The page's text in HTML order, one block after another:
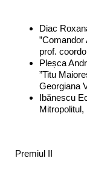
Diac
”Comandor
prof.
Pleșca
”Titu
Georgiana
Ibănescu
Premiul II